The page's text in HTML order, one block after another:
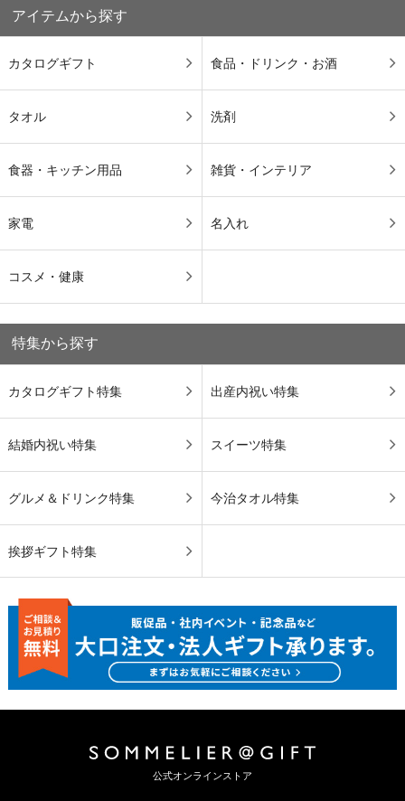
アイテムから探す
カタログギフト 食品・ドリンク・お酒
タオル 洗剤
食器・キッチン用品 雑貨・インテリア
家電 名入れ
コスメ・健康
特集から探す
カタログギフト特集 出産内祝い特集
結婚内祝い特集 スイーツ特集
グルメ＆ドリンク特集 今治タオル特集
挨拶ギフト特集
公式オンラインストア